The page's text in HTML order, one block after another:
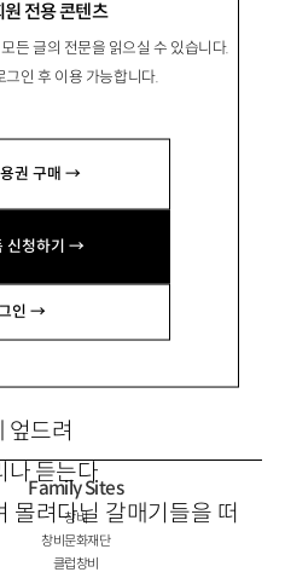
전용 콘텐츠
든 글의 전문을 읽으실 수 있습니다.
인 후 이용 가능합니다.
권 구매 →
신청하기 →
인 →
히 좋아하는』등이 있음.
木浦
엎드려
나 듣는다
몰려다닐 갈매기들을 떠
Family Sites
창비
창비문화재단
클럽창비